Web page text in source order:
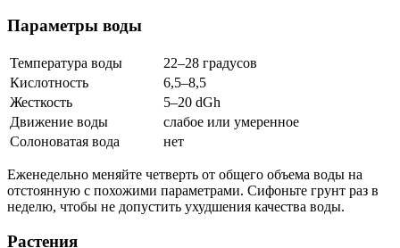
Параметры воды
Температура воды
22–28 градусов
Кислотность
6,5–8,5
Жесткость
5–20 dGh
Движение воды
слабое или умеренное
Солоноватая вода
нет
Еженедельно меняйте четверть от общего объема воды на
отстоянную с похожими параметрами. Сифоньте грунт раз в
неделю, чтобы не допустить ухудшения качества воды.
Растения